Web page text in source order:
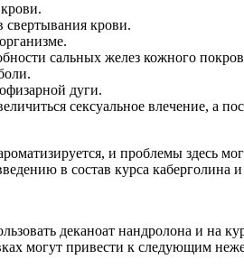
свертывания крови.
сальных желез кожного
дуги.
сексуальное влечение, а
и проблемы здесь
в состав курса каберголина
деканоат нандролона и на
могут привести к следующим